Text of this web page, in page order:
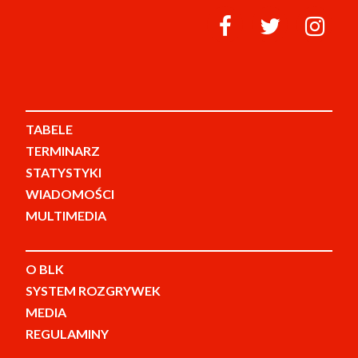
TABELE
TERMINARZ
STATYSTYKI
WIADOMOŚCI
MULTIMEDIA
O BLK
SYSTEM ROZGRYWEK
MEDIA
REGULAMINY